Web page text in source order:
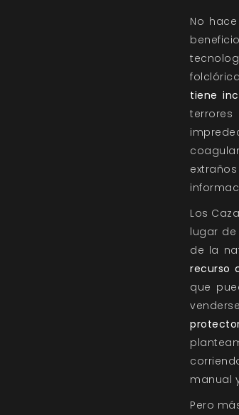
No
tiene
Los
lugar
de la
recurso
que
manual
Pero